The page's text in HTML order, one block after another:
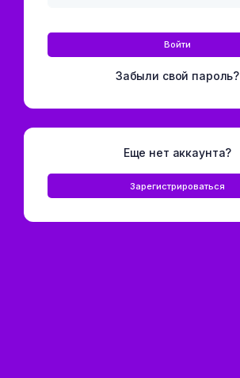
Войти
Забыли свой пароль?
Еще нет аккаунта?
Зарегистрироваться